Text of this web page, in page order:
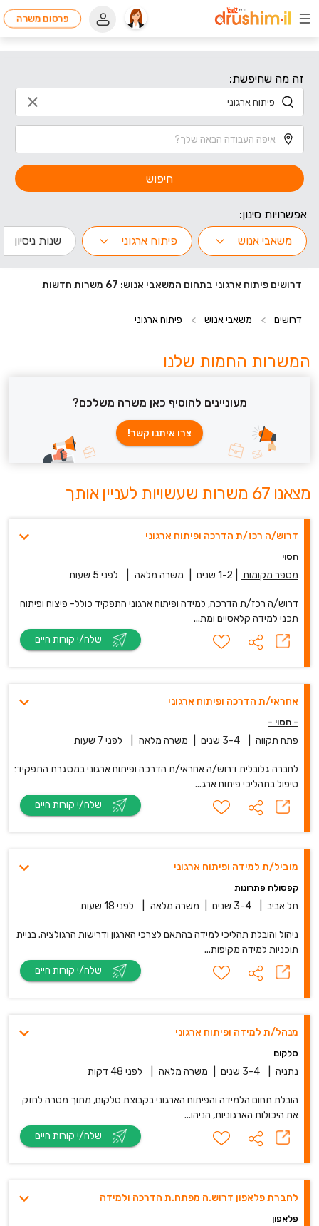
פרסום משרה
זה מה שחיפשת:
חיפוש
אפשרויות סינון:
משאבי אנוש
פיתוח ארגוני שנות ניסיון
דרושים פיתוח ארגוני בתחום המשאבי אנוש: 67 משרות חדשות
דרושים > משאבי אנוש > פיתוח ארגוני
המשרות החמות שלנו
מעוניינים להוסיף כאן משרה משלכם?
צרו איתנו קשר!
מצאנו 67 משרות שעשויות לעניין אותך
דרוש/ה רכז/ת הדרכה ופיתוח ארגוני
חסוי
מספר מקומות 1-2 שנים משרה מלאה לפני 5 שעות
דרוש/ה רכז/ת הדרכה, למידה ופיתוח ארגוני התפקיד כולל- פיצוח ופיתוח
תכני למידה קלאסיים ומת...
אחראי/ת הדרכה ופיתוח ארגוני
- חסוי -
פתח תקווה 3-4 שנים משרה מלאה לפני 7 שעות
לחברה גלובלית דרוש/ה אחראי/ת הדרכה ופיתוח ארגוני במסגרת התפקיד:
טיפול בתהליכי פיתוח ארג...
מוביל/ת למידה ופיתוח ארגוני
קפסולה פתרונות
תל אביב 3-4 שנים משרה מלאה לפני 18 שעות
ניהול והובלת תהליכי למידה בהתאם לצרכי הארגון ודרישות הרגולציה. בניית
תוכניות למידה מקיפות...
מנהל/ת למידה ופיתוח ארגוני
סלקום
נתניה 3-4 שנים משרה מלאה לפני 48 דקות
הובלת תחום הלמידה והפיתוח הארגוני בקבוצת סלקום, מתוך מטרה לחזק
את היכולות הארגוניות, הניהו...
לחברת פלאפון דרוש.ה מפתח.ת הדרכה ולמידה
פלאפון